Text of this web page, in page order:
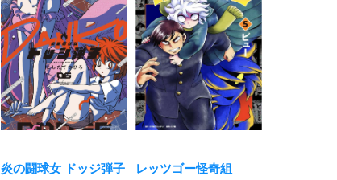
炎の闘球女 ドッジ弾子 レッツゴー怪奇組